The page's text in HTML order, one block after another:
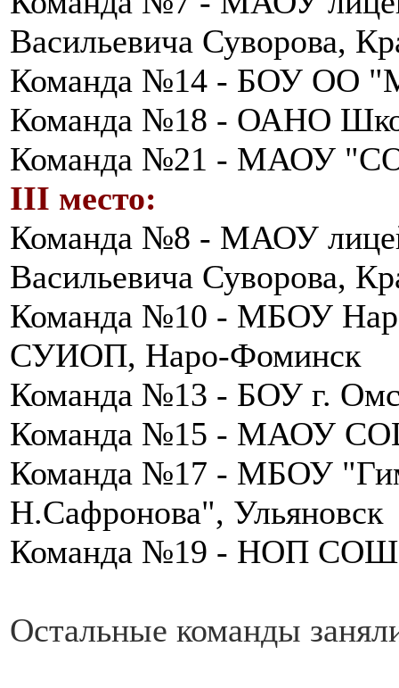
Васильевича Суворова,
Команда №14 - БОУ ОО
Команда №18 - ОАНО
Команда №21 - МАОУ
III место:
Команда №8 - МАОУ
Васильевича Суворова,
Команда №10 - МБОУ
СУИОП, Наро-Фоминск
Команда №13 - БОУ г.
Команда №15 - МАОУ
Команда №17 - МБОУ
Н.Сафронова", Ульяновск
Команда №19 - НОП СОШ
Остальные команды